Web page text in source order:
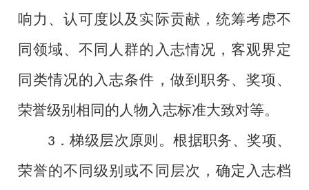
响力、认可度以及实际贡献，统筹考虑不
同领域、不同人群的入志情况，客观界定
同类情况的入志条件，做到职务、奖项、
荣誉级别相同的人物入志标准大致对等。
3 ．梯级层次原则。根据职务、奖项、
荣誉的不同级别或不同层次，确定入志档